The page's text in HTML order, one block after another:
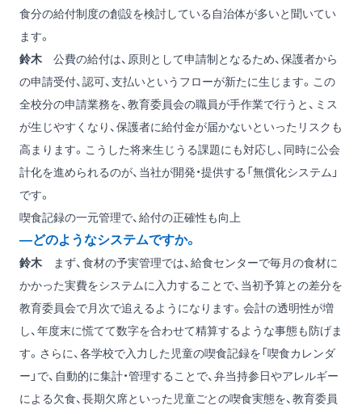
食分の給付制度の創設を検討している自治体が多いと聞いてい
ます。
鈴木 公費の給付は、原則として申請制となるため、保護者から
の申請受付、認可、支払いというフローが新たに生じます。この
全校分の申請業務を、教育委員会の職員が手作業で行うと、ミス
が生じやすくなり、保護者に給付金が届かないといったリスクも
高まります。こうした将来生じうる課題にも対応し、同時に公会
計化を進められるのが、当社が開発・提供する「無償化システム」
です。
喫食記録の一元管理で、給付の正確性も向上
―どのようなシステムですか。
鈴木 まず、食材の予実管理では、給食センターで毎月の食材に
かかった実費をシステムに入力することで、当初予算との差分を
教育委員会で月次で追えるようになります。会計の透明性が増
し、年度末に慌てて数字を合わせて精算するような事態も防げま
す。さらに、各学校で入力した児童の喫食記録を「喫食カレンダ
ー」で、自動的に集計・管理することで、弁当持参日やアレルギー
による欠食、長期欠席といった児童ごとの喫食実態を、教育委員